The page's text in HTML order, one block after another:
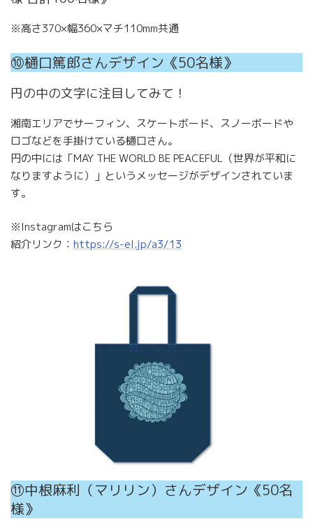
※高さ370×幅360×マチ110mm共通
⑩樋口篤郎さんデザイン《50名様》
円の中の文字に注目してみて！
湘南エリアでサーフィン、スケートボード、スノーボードや
ロゴなどを手掛けている樋口さん。
円の中には「MAY THE WORLD BE PEACEFUL（世界が平和に
なりますように）」というメッセージがデザインされていま
す。
※Instagramはこちら
紹介リンク： https://s-el.jp/a3/13
⑪中根麻利（マリリン）さんデザイン《50名
様》